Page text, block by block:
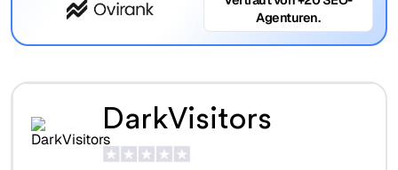
Agenturen.
DarkVisitors